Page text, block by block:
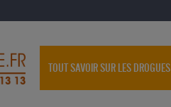
TOUT SAVOIR SUR LES DROGUES